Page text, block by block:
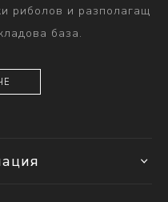
риболов и разполагащ
база.